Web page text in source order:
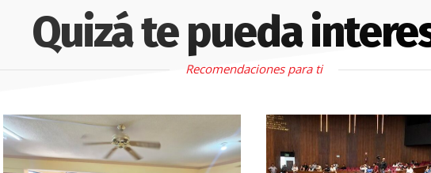
Quizá te pueda
Recomendaciones para ti